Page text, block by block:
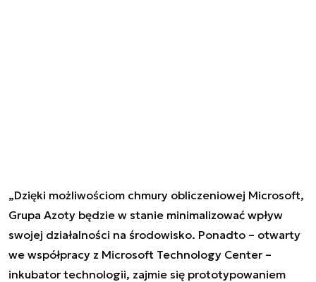
„Dzięki możliwościom chmury obliczeniowej Microsoft,
Grupa Azoty będzie w stanie minimalizować wpływ
swojej działalności na środowisko. Ponadto – otwarty
we współpracy z Microsoft Technology Center –
inkubator technologii, zajmie się prototypowaniem